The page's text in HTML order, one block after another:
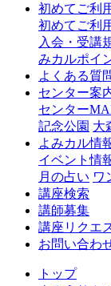
初めてご利
初めてご利
入会・受講
みカルポイ
よくある質
センター案
センター
記念公園 大
よみカル情
イベント情
月の占い ワ
講座検索
講師募集
講座リクエ
お問い合わ
トップ